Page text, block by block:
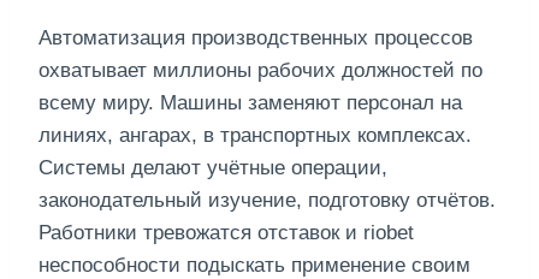
Автоматизация производственных процессов
охватывает миллионы рабочих должностей по
всему миру. Машины заменяют персонал на
линиях, ангарах, в транспортных комплексах.
Системы делают учётные операции,
законодательный изучение, подготовку отчётов.
Работники тревожатся отставок и riobet
неспособности подыскать применение своим